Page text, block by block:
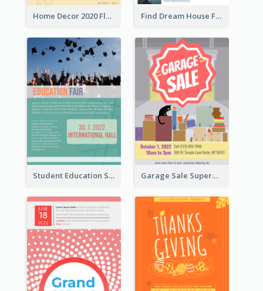
Home Decor 2020 Flyer Find Dream House Flyer
Student Education Study Flyer Garage Sale Supermarket Flyer